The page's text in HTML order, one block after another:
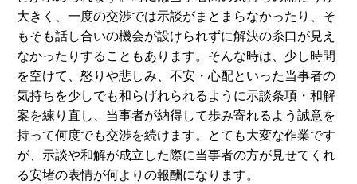
大きく、一度の交渉では示談がまとまらなかったり、そ
もそも話し合いの機会が設けられずに解決の糸口が見え
なかったりすることもあります。そんな時は、少し時間
を空けて、怒りや悲しみ、不安・心配といった当事者の
気持ちを少しでも和らげれられるように示談条項・和解
案を練り直し、当事者が納得して歩み寄れるよう誠意を
持って何度でも交渉を続けます。とても大変な作業です
が、示談や和解が成立した際に当事者の方が見せてくれ
る安堵の表情が何よりの報酬になります。